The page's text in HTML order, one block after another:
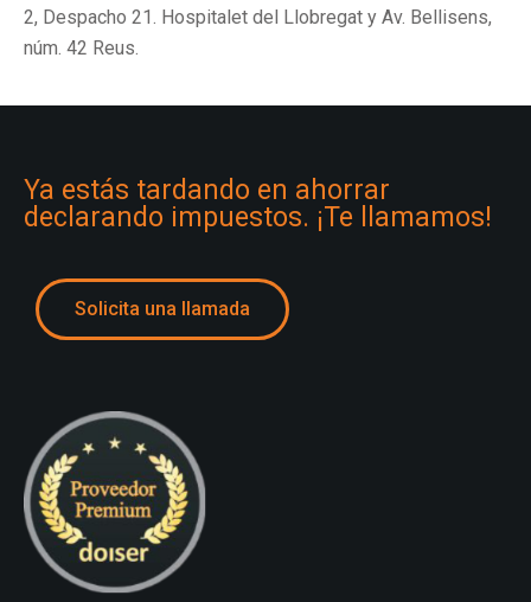
2, Despacho 21. Hospitalet del Llobregat y Av. Bellisens,
núm. 42 Reus.
Ya estás tardando en ahorrar
declarando impuestos. ¡Te llamamos!
Solicita una llamada